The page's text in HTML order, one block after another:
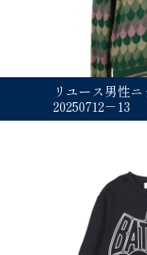
リユース男性ニ
20250712－13